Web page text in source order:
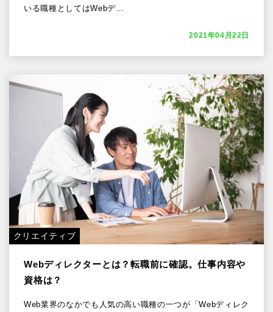
いる職種としてはWebデ…
2021年04月22日
クリエイティブ
Webディレクターとは？転職前に確認。仕事内容や
資格は？
Web業界のなかでも人気の高い職種の一つが「Webディレク